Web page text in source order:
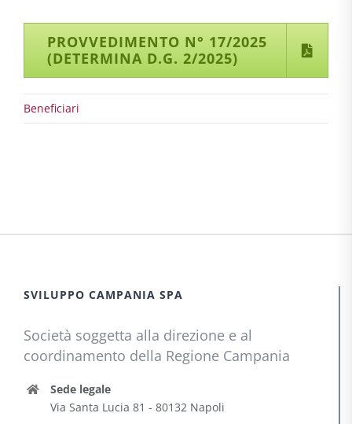
PROVVEDIMENTO N° 17/2025
(DETERMINA D.G. 2/2025)
Beneficiari
SVILUPPO CAMPANIA SPA
Società soggetta alla direzione e al
coordinamento della Regione Campania
Sede legale
Via Santa Lucia 81 - 80132 Napoli